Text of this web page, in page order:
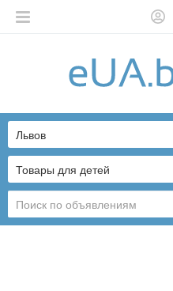
Українська
Товары для детей
Львов